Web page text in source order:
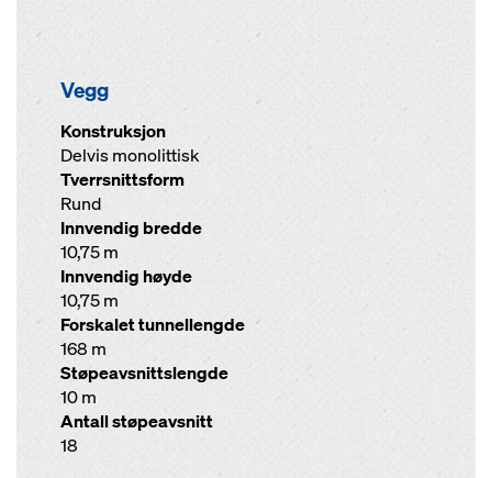
Vegg
Konstruksjon
Delvis monolittisk
Tverrsnittsform
Rund
Innvendig bredde
10,75 m
Innvendig høyde
10,75 m
Forskalet tunnellengde
168 m
Støpeavsnittslengde
10 m
Antall støpeavsnitt
18